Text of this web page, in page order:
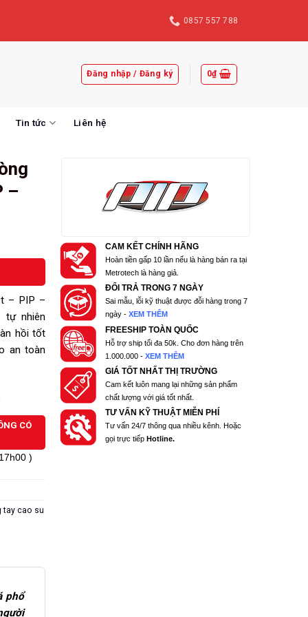
0857 557 788
Đăng nhập / Đăng ký 0₫
Tin tức Liên hệ
–
– PIP –
tự nhiên
hồi tốt
an toàn
CÓ
)
tay cao su
CAM KẾT CHÍNH HÃNG
Hoàn tiền gấp 10 lần nếu là hàng bán ra tại
Metrotech là hàng giả.
ĐỔI TRẢ TRONG 7 NGÀY
Sai mẫu, lỗi kỹ thuật được đỗi hàng trong 7
ngày -XEM THÊM
FREESHIP TOÀN QUỐC
Hỗ trợ ship tối đa 50k. Cho đơn hàng trên
1.000.000 -XEM THÊM
GIÁ TỐT NHẤT THỊ TRƯỜNG
Cam kết luôn mang lại những sản phẩm
chất lượng với giá tốt nhất.
TƯ VẤN KỸ THUẬT MIỄN PHÍ
Tư vấn 24/7 thông qua nhiều kênh. Hoặc
gọi trực tiếp Hotline.
phổ